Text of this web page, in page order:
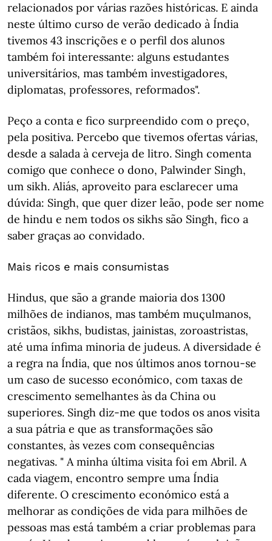
relacionados por várias razões históricas. E ainda
neste último curso de verão dedicado à Índia
tivemos 43 inscrições e o perfil dos alunos
também foi interessante: alguns estudantes
universitários, mas também investigadores,
diplomatas, professores, reformados".
Peço a conta e fico surpreendido com o preço,
pela positiva. Percebo que tivemos ofertas várias,
desde a salada à cerveja de litro. Singh comenta
comigo que conhece o dono, Palwinder Singh,
um sikh. Aliás, aproveito para esclarecer uma
dúvida: Singh, que quer dizer leão, pode ser nome
de hindu e nem todos os sikhs são Singh, fico a
saber graças ao convidado.
Mais ricos e mais consumistas
Hindus, que são a grande maioria dos 1300
milhões de indianos, mas também muçulmanos,
cristãos, sikhs, budistas, jainistas, zoroastristas,
até uma ínfima minoria de judeus. A diversidade é
a regra na Índia, que nos últimos anos tornou-se
um caso de sucesso económico, com taxas de
crescimento semelhantes às da China ou
superiores. Singh diz-me que todos os anos visita
a sua pátria e que as transformações são
constantes, às vezes com consequências
negativas. " A minha última visita foi em Abril. A
cada viagem, encontro sempre uma Índia
diferente. O crescimento económico está a
melhorar as condições de vida para milhões de
pessoas mas está também a criar problemas para